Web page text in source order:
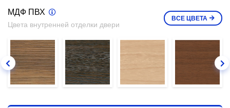
МДФ ПВХ
Цвета внутренней отделки двери
ВСЕ ЦВЕТА